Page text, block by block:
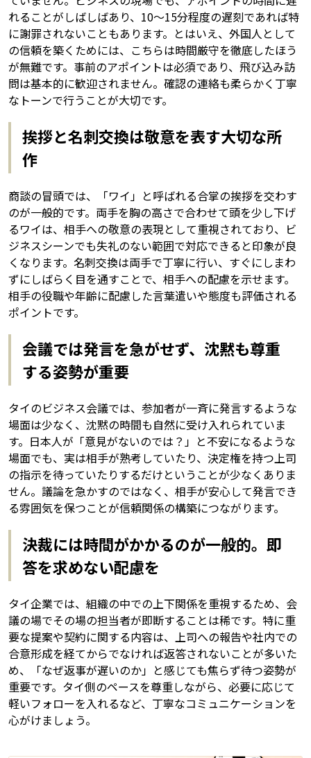
れることがしばしばあり、10〜15分程度の遅刻であれば特
に謝罪されないこともあります。とはいえ、外国人として
の信頼を築くためには、こちらは時間厳守を徹底したほう
が無難です。事前のアポイントは必須であり、飛び込み訪
問は基本的に歓迎されません。確認の連絡も柔らかく丁寧
なトーンで行うことが大切です。
挨拶と名刺交換は敬意を表す大切な所
作
商談の冒頭では、「ワイ」と呼ばれる合掌の挨拶を交わす
のが一般的です。両手を胸の高さで合わせて頭を少し下げ
るワイは、相手への敬意の表現として重視されており、ビ
ジネスシーンでも失礼のない範囲で対応できると印象が良
くなります。名刺交換は両手で丁寧に行い、すぐにしまわ
ずにしばらく目を通すことで、相手への配慮を示せます。
相手の役職や年齢に配慮した言葉遣いや態度も評価される
ポイントです。
会議では発言を急がせず、沈黙も尊重
する姿勢が重要
タイのビジネス会議では、参加者が一斉に発言するような
場面は少なく、沈黙の時間も自然に受け入れられていま
す。日本人が「意見がないのでは？」と不安になるような
場面でも、実は相手が熟考していたり、決定権を持つ上司
の指示を待っていたりするだけということが少なくありま
せん。議論を急かすのではなく、相手が安心して発言でき
る雰囲気を保つことが信頼関係の構築につながります。
決裁には時間がかかるのが一般的。即
答を求めない配慮を
タイ企業では、組織の中での上下関係を重視するため、会
議の場でその場の担当者が即断することは稀です。特に重
要な提案や契約に関する内容は、上司への報告や社内での
合意形成を経てからでなければ返答されないことが多いた
め、「なぜ返事が遅いのか」と感じても焦らず待つ姿勢が
重要です。タイ側のペースを尊重しながら、必要に応じて
軽いフォローを入れるなど、丁寧なコミュニケーションを
心がけましょう。